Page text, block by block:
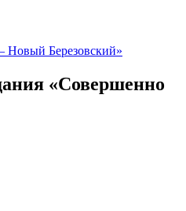
Новый Березовский»
«Совершенно